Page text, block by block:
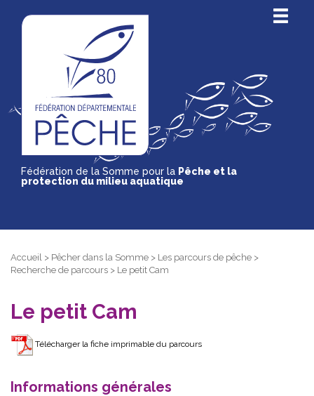
Fédération de la Somme pour la Pêche et la
protection du milieu aquatique
Accueil > Pêcher dans la Somme > Les parcours de pêche >
Recherche de parcours > Le petit Cam
Le petit Cam
Télécharger la fiche imprimable du parcours
Informations générales